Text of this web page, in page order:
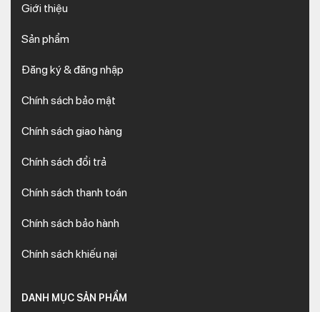
Giới thiệu
Sản phẩm
Đăng ký & đăng nhập
Chính sách bảo mật
Chính sách giao hàng
Chính sách đổi trả
Chính sách thanh toán
Chính sách bảo hành
Chính sách khiếu nại
DANH MỤC SẢN PHẨM